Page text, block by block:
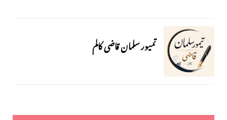
تمیور سلمان قاضی کالم